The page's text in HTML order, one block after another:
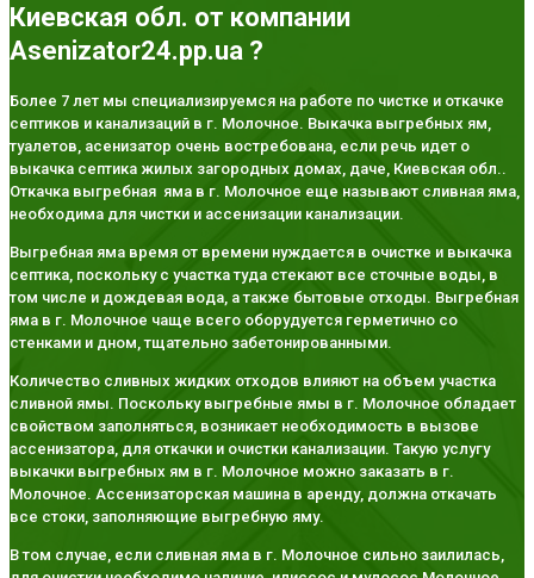
Киевская обл. от компании
Asenizator24.pp.ua ?
Более 7 лет мы специализируемся на работе по чистке и откачке
септиков и канализаций в г. Молочное. Выкачка выгребных ям,
туалетов, асенизатор очень востребована, если речь идет о
выкачка септика жилых загородных домах, даче, Киевская обл..
Откачка выгребная яма в г. Молочное еще называют сливная яма,
необходима для чистки и ассенизации канализации.
Выгребная яма время от времени нуждается в очистке и выкачка
септика, поскольку с участка туда стекают все сточные воды, в
том числе и дождевая вода, а также бытовые отходы. Выгребная
яма в г. Молочное чаще всего оборудуется герметично со
стенками и дном, тщательно забетонированными.
Количество сливных жидких отходов влияют на объем участка
сливной ямы. Поскольку выгребные ямы в г. Молочное обладает
свойством заполняться, возникает необходимость в вызове
ассенизатора, для откачки и очистки канализации. Такую услугу
выкачки выгребных ям в г. Молочное можно заказать в г.
Молочное. Ассенизаторская машина в аренду, должна откачать
все стоки, заполняющие выгребную яму.
В том случае, если сливная яма в г. Молочное сильно заилилась,